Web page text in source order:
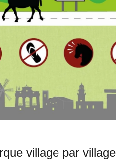
village par village